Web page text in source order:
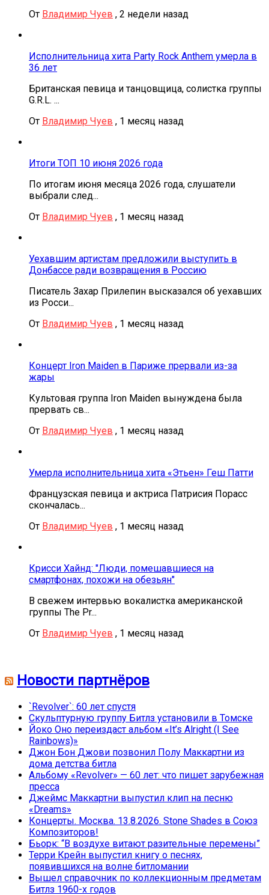
От Владимир Чуев , 2 недели назад
Исполнительница хита Party Rock Anthem умерла в
36 лет
Британская певица и танцовщица, солистка группы
G.R.L. ...
От Владимир Чуев , 1 месяц назад
Итоги ТОП 10 июня 2026 года
По итогам июня месяца 2026 года, слушатели
выбрали след...
От Владимир Чуев , 1 месяц назад
Уехавшим артистам предложили выступить в
Донбассе ради возвращения в Россию
Писатель Захар Прилепин высказался об уехавших
из Росси...
От Владимир Чуев , 1 месяц назад
Концерт Iron Maiden в Париже прервали из-за
жары
Культовая группа Iron Maiden вынуждена была
прервать св...
От Владимир Чуев , 1 месяц назад
Умерла исполнительница хита «Этьен» Геш Патти
Французская певица и актриса Патрисия Порасс
скончалась...
От Владимир Чуев , 1 месяц назад
Крисси Хайнд: "Люди, помешавшиеся на
смартфонах, похожи на обезьян"
В свежем интервью вокалистка американской
группы The Pr...
От Владимир Чуев , 1 месяц назад
Новости партнёров
`Revolver`: 60 лет спустя
Скульптурную группу Битлз установили в Томске
Йоко Оно переиздаст альбом «It’s Alright (I See
Rainbows)»
Джон Бон Джови позвонил Полу Маккартни из
дома детства битла
Альбому «Revolver» — 60 лет: что пишет зарубежная
пресса
Джеймс Маккартни выпустил клип на песню
«Dreams»
Концерты. Москва. 13.8.2026. Stone Shades в Союз
Композиторов!
Бьорк: “В воздухе витают разительные перемены”
Терри Крейн выпустил книгу о песнях,
появившихся на волне битломании
Вышел справочник по коллекционным предметам
Битлз 1960-х годов